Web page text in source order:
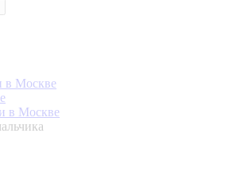
в Москве
в Москве